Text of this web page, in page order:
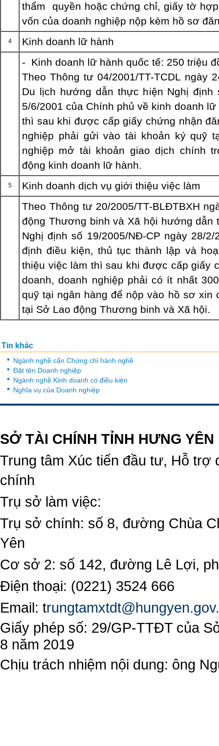
thẩm quyền hoặc chứng chỉ, giấy tờ
vốn của doanh nghiệp nộp kèm hồ sơ
4
Kinh doanh lữ hành
- Kinh doanh lữ hành quốc tế: 250 triệu
Theo Thông tư 04/2001/TT-TCDL ngày
Du lịch hướng dẫn thực hiện Nghị định
5/6/2001 của Chính phủ về kinh doanh
thì sau khi được cấp giấy chứng nhận
nghiệp phải gửi vào tài khoản ký quỹ
nghiệp mở tài khoản giao dịch chính
động kinh doanh lữ hành.
5
Kinh doanh dịch vụ giới thiệu việc làm
Theo Thông tư 20/2005/TT-BLĐTBXH
động Thương binh và Xã hội hướng dẫn
Nghị định số 19/2005/NĐ-CP ngày 28/
định điều kiện, thủ tục thành lập và
thiệu việc làm thì sau khi được cấp giấy
doanh, doanh nghiệp phải có ít nhất
quỹ tại ngân hàng để nộp vào hồ sơ xin
tại Sở Lao động Thương binh và Xã hội.
Tin khác
Ngành nghề cấn Chứng chỉ hành nghề
Đặt tên Doanh nghiệp
Ngành nghề Kinh doanh có điều kiện
Nghĩa vụ của Doanh nghiệp
SỞ TÀI CHÍNH TỈNH HƯNG YÊN
Trung tâm Xúc tiến đầu tư, Hỗ trợ
chính
Trụ sở làm việc:
Trụ sở chính: số 8, đường Chùa
Yên
Cơ sở 2: số 142, đường Lê Lợi,
Điện thoại: (0221) 3524 666
Email: t
Giấy phép số: 29/GP-TTĐT của
8 năm 2019
Chịu trách nhiệm nội dung: ông